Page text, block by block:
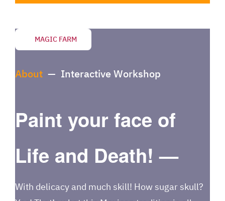
MAGIC FARM
About— Interactive Workshop
Paint your face of
Life and Death! —
With delicacy and much skill! How sugar skull?